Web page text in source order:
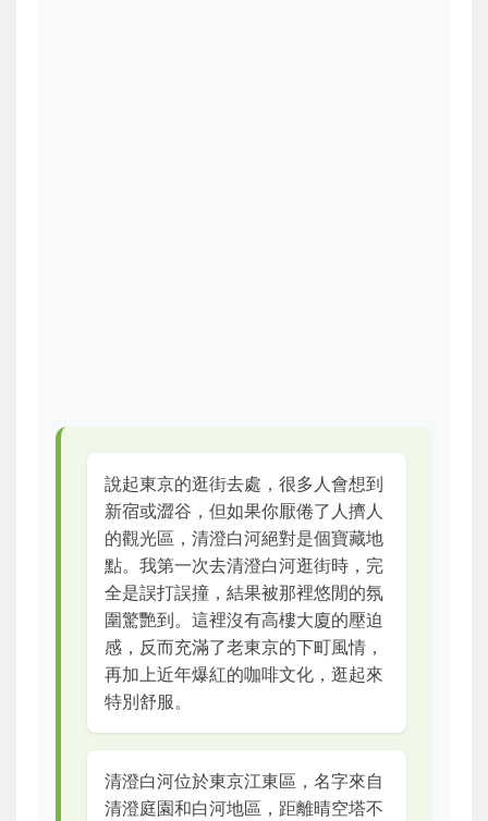
說起東京的逛街去處，很多人會想到
新宿或澀谷，但如果你厭倦了人擠人
的觀光區，清澄白河絕對是個寶藏地
點。我第一次去清澄白河逛街時，完
全是誤打誤撞，結果被那裡悠閒的氛
圍驚艷到。這裡沒有高樓大廈的壓迫
感，反而充滿了老東京的下町風情，
再加上近年爆紅的咖啡文化，逛起來
特別舒服。
清澄白河位於東京江東區，名字來自
清澄庭園和白河地區，距離晴空塔不